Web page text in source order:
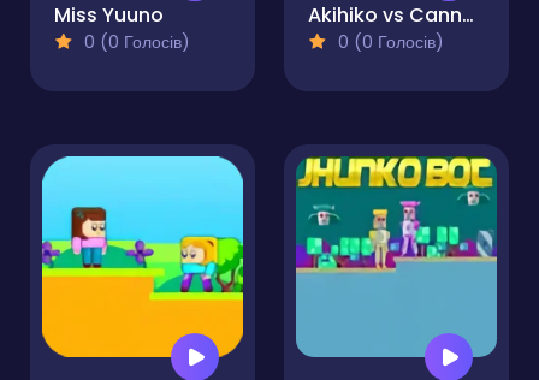
Miss Yuuno
0 (0 Голосів)
Akihiko vs Cannons 3
0 (0 Голосів)